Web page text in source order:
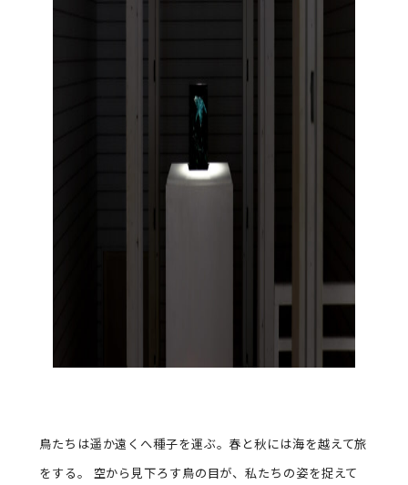
鳥たちは遥か遠くへ種子を運ぶ。春と秋には海を越えて旅
をする。 空から見下ろす鳥の目が、私たちの姿を捉えて